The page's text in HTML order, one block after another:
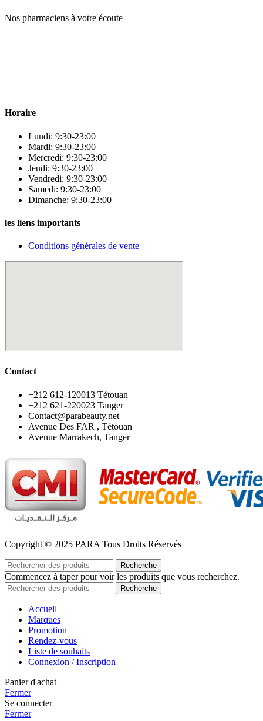
Nos pharmaciens à votre écoute
Horaire
Lundi: 9:30-23:00
Mardi: 9:30-23:00
Mercredi: 9:30-23:00
Jeudi: 9:30-23:00
Vendredi: 9:30-23:00
Samedi: 9:30-23:00
Dimanche: 9:30-23:00
les liens importants
Conditions générales de vente
Contact
‪+212 612-120013 Tétouan
‪+212 621-220023 Tanger
Contact@parabeauty.net
Avenue Des FAR , Tétouan
Avenue Marrakech, Tanger
Copyright © 2025 PARA Tous Droits Réservés
Recherche
Commencez à taper pour voir les produits que vous recherchez.
Recherche
Accueil
Marques
Promotion
Rendez-vous
Liste de souhaits
Connexion / Inscription
Panier d'achat
Fermer
Se connecter
Fermer